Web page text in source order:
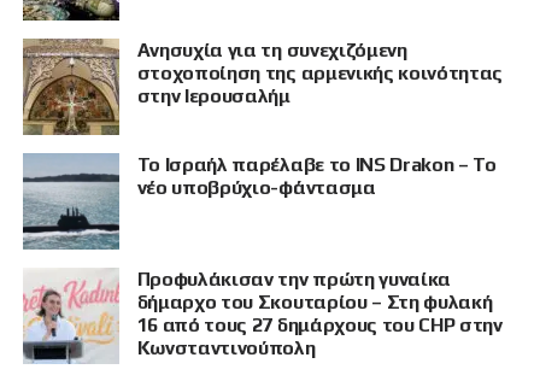
Ανησυχία για τη συνεχιζόμενη
στοχοποίηση της αρμενικής κοινότητας
στην Ιερουσαλήμ
Το Ισραήλ παρέλαβε το INS Drakon – Το
νέο υποβρύχιο-φάντασμα
Προφυλάκισαν την πρώτη γυναίκα
δήμαρχο του Σκουταρίου – Στη φυλακή
16 από τους 27 δημάρχους του CHP στην
Κωνσταντινούπολη